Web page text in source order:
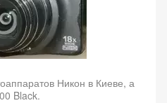
Никон в Киеве, а
Black.